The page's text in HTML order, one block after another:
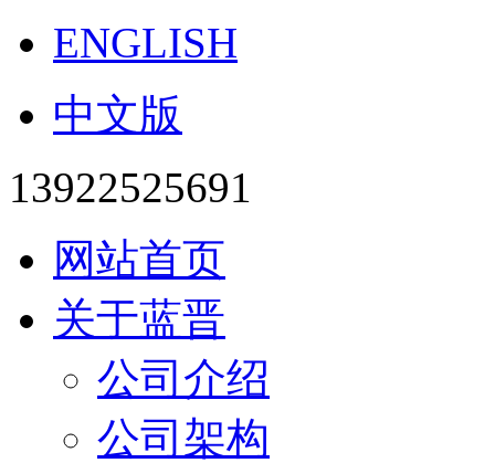
ENGLISH
中文版
13922525691
网站首页
关于蓝晋
公司介绍
公司架构